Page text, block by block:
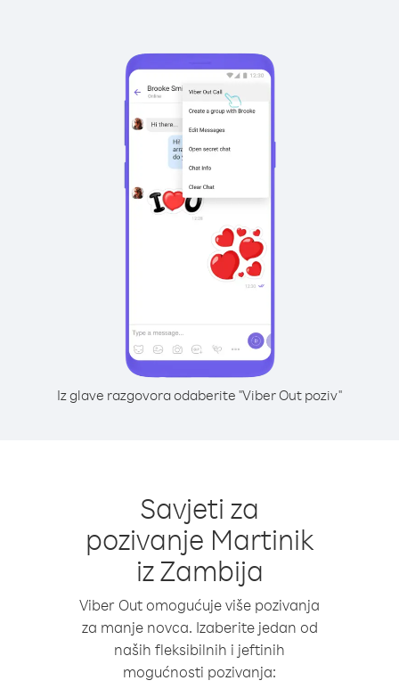
Iz glave razgovora odaberite "Viber Out poziv"
Savjeti za
pozivanje Martinik
iz Zambija
Viber Out omogućuje više pozivanja
za manje novca. Izaberite jedan od
naših fleksibilnih i jeftinih
mogućnosti pozivanja: